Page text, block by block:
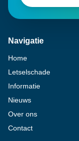
Navigatie
Home
Letselschade
Informatie
Nieuws
Over ons
Contact